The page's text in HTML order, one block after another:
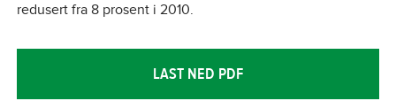
redusert fra 8 prosent i 2010.
LAST NED PDF